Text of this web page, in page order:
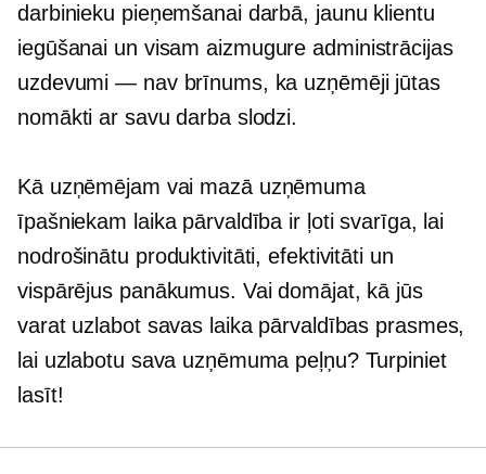
darbinieku pieņemšanai darbā, jaunu klientu
iegūšanai un visamaizmugure administrācijas
uzdevumi — nav brīnums, ka uzņēmēji jūtas
nomākti ar savu darba slodzi.
Kā uzņēmējam vai mazā uzņēmuma
īpašniekam laika pārvaldība ir ļoti svarīga, lai
nodrošinātu produktivitāti, efektivitāti un
vispārējus panākumus. Vai domājat, kā jūs
varat uzlabot savas laika pārvaldības prasmes,
lai uzlabotu sava uzņēmuma peļņu? Turpiniet
lasīt!